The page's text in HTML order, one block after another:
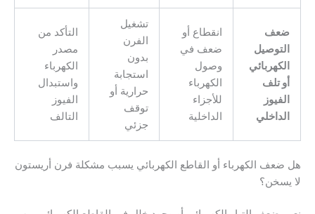
ضعف
التوصيل
الكهربائي
أو تلف
الفيوز
الداخلي
انقطاع أو
ضعف في
وصول
الكهرباء
للأجزاء
الداخلية
تشغيل
الفرن
بدون
استجابة
حرارية أو
توقف
جزئي
التأكد من
مصدر
الكهرباء
واستبدال
الفيوز
التالف
هل ضعف الكهرباء أو القاطع الكهربائي يسبب مشكلة فرن أريستون
لا يسخن؟